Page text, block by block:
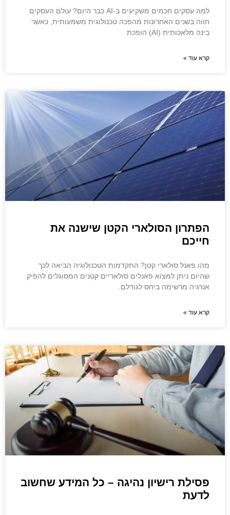
למה עסקים חכמים משקיעים ב-AI כבר היום? עולם העסקים
חווה בשנים האחרונות מהפכה טכנולוגית משמעותית, כאשר
בינה מלאכותית (AI) הופכת
קרא עוד »
הפתרון הסולארי הקטן שישנה את
חייכם
מהו פאנל סולארי קטן? התקדמות הטכנולוגיה הביאה לכך
שהיום ניתן למצוא פאנלים סולאריים קטנים המסוגלים להפיק
אנרגיה מרשימה ביחס לגודלם.
קרא עוד »
פסילת רישיון נהיגה – כל המידע שחשוב
לדעת